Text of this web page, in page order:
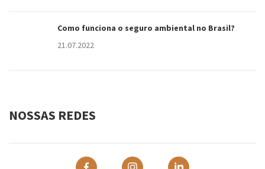
Como funciona o seguro ambiental no Brasil?
21.07.2022
NOSSAS REDES